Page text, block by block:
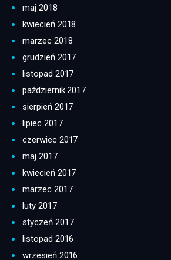
maj 2018
kwiecień 2018
marzec 2018
grudzień 2017
listopad 2017
październik 2017
sierpień 2017
lipiec 2017
czerwiec 2017
maj 2017
kwiecień 2017
marzec 2017
luty 2017
styczeń 2017
listopad 2016
wrzesień 2016